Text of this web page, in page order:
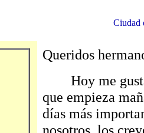
Ciudad
Queridos
Hoy me
que empieza
días más
nosotros, los